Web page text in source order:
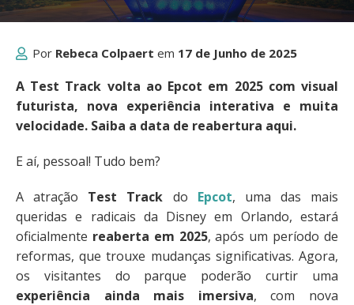
Por Rebeca Colpaert em 17 de Junho de 2025
A Test Track volta ao Epcot em 2025 com visual
futurista, nova experiência interativa e muita
velocidade. Saiba a data de reabertura aqui.
E aí, pessoal! Tudo bem?
A atração Test Track do Epcot, uma das mais
queridas e radicais da Disney em Orlando, estará
oficialmente reaberta em 2025, após um período de
reformas, que trouxe mudanças significativas. Agora,
os visitantes do parque poderão curtir uma
experiência ainda mais imersiva, com nova